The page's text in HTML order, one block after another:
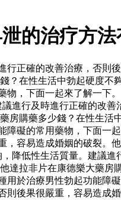
的治疗方
正確的改善治療，否則
在性生活中勃起硬度
，下面一起來了解一下。
進行及時進行正確的改
購藥多少錢？在性生
礙的常用藥物，下面一
容易造成婚姻的破裂。
降低性生活質量。建議
拉非片在康德樂大藥
於治療男性勃起功能障
後果很嚴重，容易造成